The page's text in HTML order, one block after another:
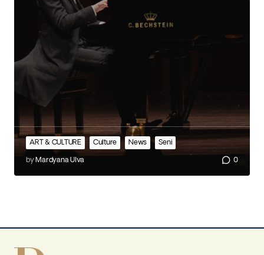
ART & CULTURE Culture News
Seni
byMardyana Ulva 0